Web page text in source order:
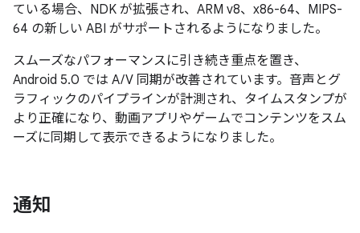
ている場合、NDK が拡張され、ARM v8、x86-64、MIPS-
64 の新しい ABI がサポートされるようになりました。
スムーズなパフォーマンスに引き続き重点を置き、
Android 5.0 では A/V 同期が改善されています。音声とグ
ラフィックのパイプラインが計測され、タイムスタンプが
より正確になり、動画アプリやゲームでコンテンツをスム
ーズに同期して表示できるようになりました。
通知